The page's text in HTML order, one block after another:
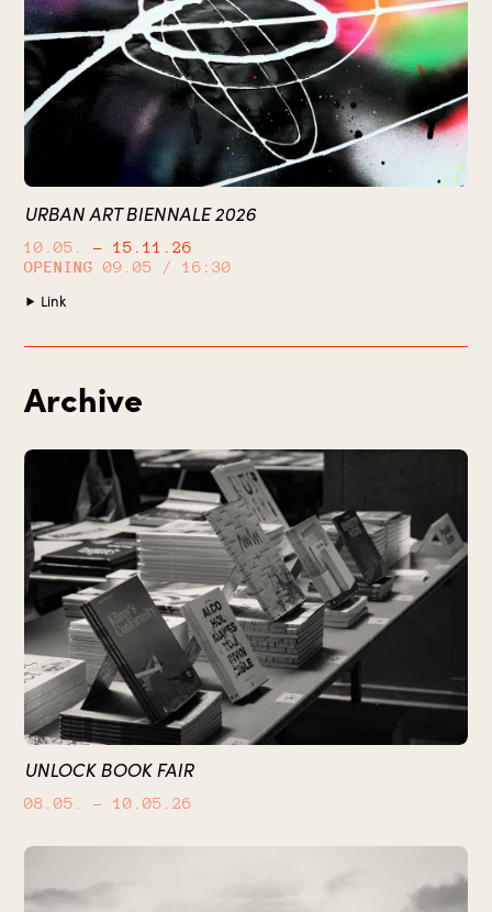
URBAN ART BIENNALE 2026
10.05.
– 15.11.26
OPENING
09.05 / 16:30
Link
Archive
UNLOCK BOOK FAIR
08.05. – 10.05.26